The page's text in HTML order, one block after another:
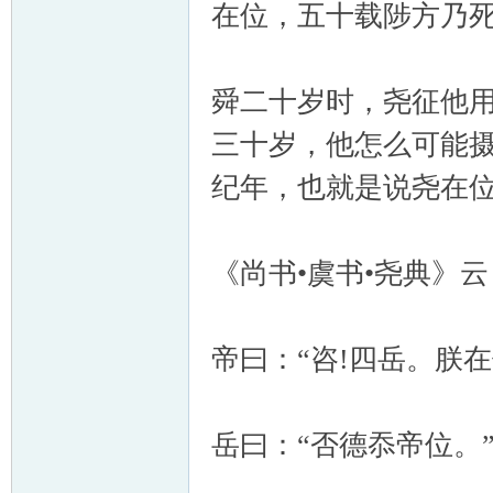
在位，五十载陟方乃
舜二十岁时，尧征他
三十岁，他怎么可能
纪年，也就是说尧在
《尚书•虞书•尧典》
帝曰：“咨!四岳。朕
岳曰：“否德忝帝位。